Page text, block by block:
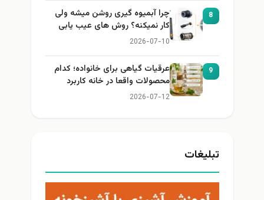
8
چرا آبمیوه گیری روشن میشه ولی
کار نمیکنه؟ روش های عیب یابی
2026-07-10
9
عرقیات گیاهی برای خانواده؛ کدام
محصولات واقعا در خانه کاربرد
دارند؟
2026-07-12
تبلیغات